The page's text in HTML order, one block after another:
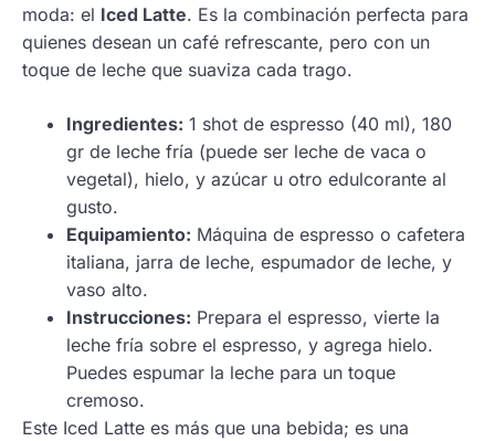
moda: el Iced Latte. Es la combinación perfecta para
quienes desean un café refrescante, pero con un
toque de leche que suaviza cada trago.
Ingredientes: 1 shot de espresso (40 ml), 180
gr de leche fría (puede ser leche de vaca o
vegetal), hielo, y azúcar u otro edulcorante al
gusto.
Equipamiento: Máquina de espresso o cafetera
italiana, jarra de leche, espumador de leche, y
vaso alto.
Instrucciones: Prepara el espresso, vierte la
leche fría sobre el espresso, y agrega hielo.
Puedes espumar la leche para un toque
cremoso.
Este Iced Latte es más que una bebida; es una